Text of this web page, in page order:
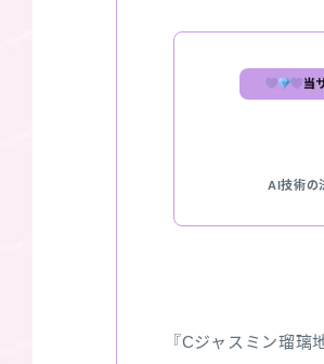
AI技術の
『Cジャスミン瑠